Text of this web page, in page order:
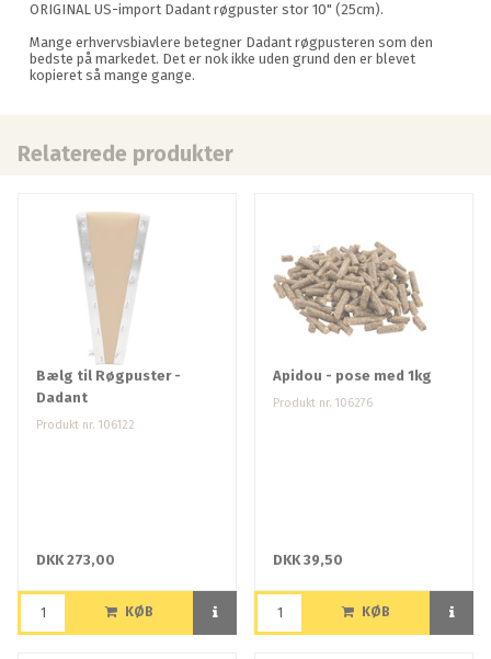
ORIGINAL US-import Dadant røgpuster stor 10" (25cm).
Mange erhvervsbiavlere betegner Dadant røgpusteren som den
bedste på markedet. Det er nok ikke uden grund den er blevet
kopieret så mange gange.
Relaterede produkter
Bælg til Røgpuster -
Dadant
Produkt nr. 106122
DKK 273,00
KØB
Apidou - pose med 1kg
Produkt nr. 106276
DKK 39,50
KØB